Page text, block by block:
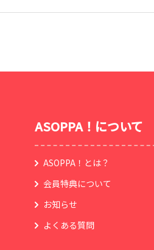
ASOPPA！について
ASOPPA！とは？
会員特典について
お知らせ
よくある質問